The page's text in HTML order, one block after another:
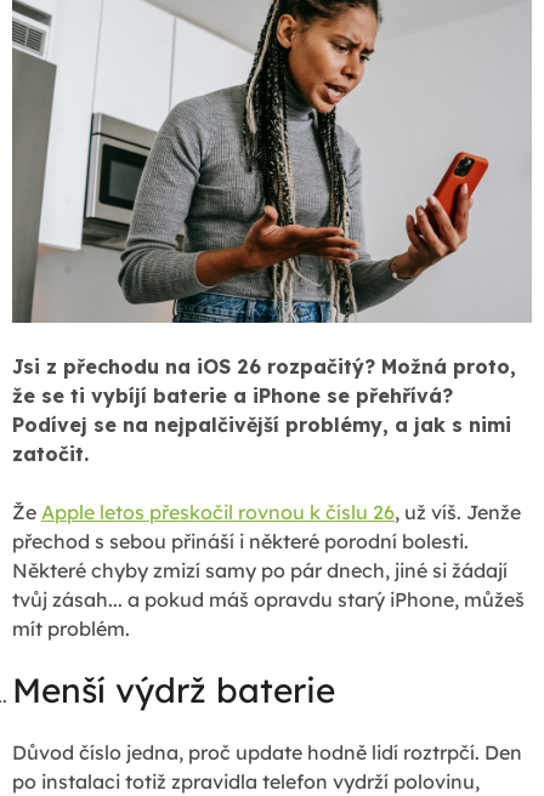
Jsi z přechodu na iOS 26 rozpačitý? Možná proto,
že se ti vybíjí baterie a iPhone se přehřívá?
Podívej se na nejpalčivější problémy, a jak s nimi
zatočit.
Že Apple letos přeskočil rovnou k číslu 26, už víš. Jenže
přechod s sebou přináší i některé porodní bolesti.
Některé chyby zmizí samy po pár dnech, jiné si žádají
tvůj zásah... a pokud máš opravdu starý iPhone, můžeš
mít problém.
Menší výdrž baterie
Důvod číslo jedna, proč update hodně lidí roztrpčí. Den
po instalaci totiž zpravidla telefon vydrží polovinu,